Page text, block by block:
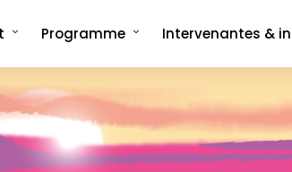
en 2025
Programme
Les formats signatures
CMonTheBeach
Speech on
Les replays de
CMonTheBeach
Les replays
Intervenantes &